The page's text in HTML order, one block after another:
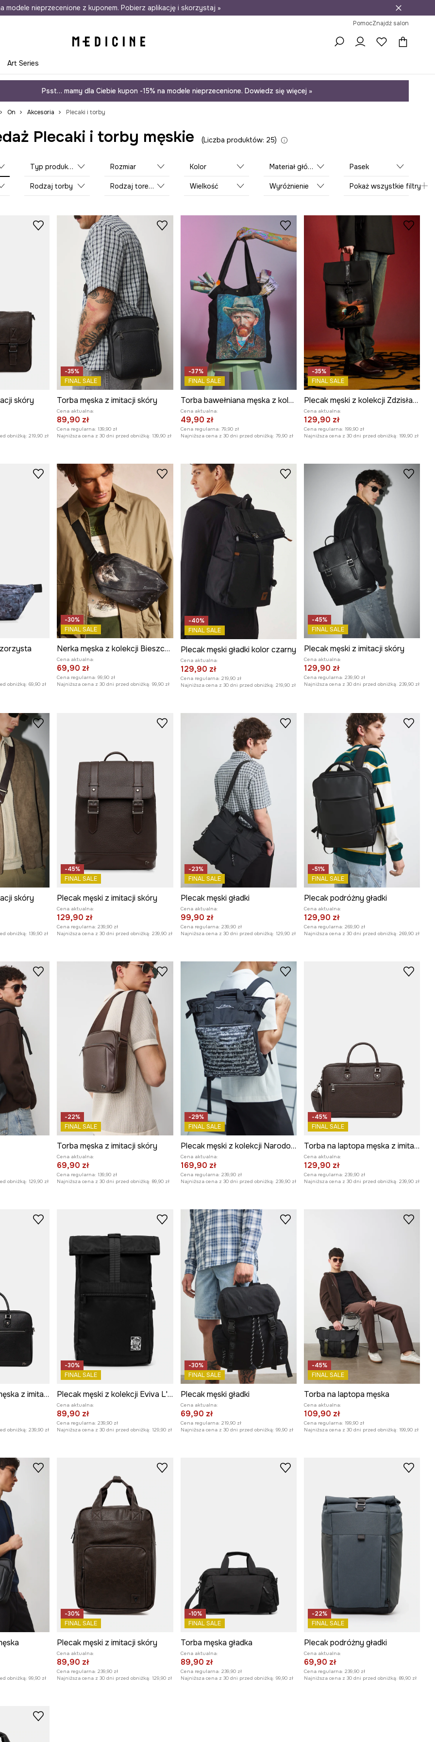
w 24h Darmowa dostawa do salonów 30 dni na zwrot
modele nieprzecenione z kuponem. Pobierz aplikację i skorzystaj »
PomocZnajdź salon
Art Series
Psst… mamy dla Ciebie kupon -15% na modele nieprzecenione. Dowiedz się więcej »
On Akcesoria Plecaki i torby
Plecaki i torby męskie Liczba produktów: 25
Typ produktu Rozmiar Kolor Materiał główny Pasek
Rodzaj torby Rodzaj torebki Wielkość Wyróżnienie Pokaż wszystkie filtry
skóry
obniżką: 219,90 zł
-35%
FINAL SALE
Torba męska z imitacji skóry
Cena aktualna:
89,90 zł
Cena regularna: 139,90 zł
Najniższa cena z 30 dni przed obniżką: 139,90 zł
-37%
FINAL SALE
Torba bawełniana męska z kolekcji Eviva L'arte
Cena aktualna:
49,90 zł
Cena regularna: 79,90 zł
Najniższa cena z 30 dni przed obniżką: 79,90 zł
-35%
FINAL SALE
Plecak męski z kolekcji Zdzisław Beksiński x Medicine
Cena aktualna:
129,90 zł
Cena regularna: 199,90 zł
Najniższa cena z 30 dni przed obniżką: 199,90 zł
obniżką: 69,90 zł
-30%
FINAL SALE
Nerka męska z kolekcji Bieszczadzki Park Narodowy x Medicine
Cena aktualna:
69,90 zł
Cena regularna: 99,90 zł
Najniższa cena z 30 dni przed obniżką: 99,90 zł
-40%
FINAL SALE
Plecak męski gładki kolor czarny
Cena aktualna:
129,90 zł
Cena regularna: 219,90 zł
Najniższa cena z 30 dni przed obniżką: 219,90 zł
-45%
FINAL SALE
Plecak męski z imitacji skóry
Cena aktualna:
129,90 zł
Cena regularna: 239,90 zł
Najniższa cena z 30 dni przed obniżką: 239,90 zł
skóry
obniżką: 139,90 zł
-45%
FINAL SALE
Plecak męski z imitacji skóry
Cena aktualna:
129,90 zł
Cena regularna: 239,90 zł
Najniższa cena z 30 dni przed obniżką: 239,90 zł
-23%
FINAL SALE
Plecak męski gładki
Cena aktualna:
99,90 zł
Cena regularna: 239,90 zł
Najniższa cena z 30 dni przed obniżką: 129,90 zł
-51%
FINAL SALE
Plecak podróżny gładki
Cena aktualna:
129,90 zł
Cena regularna: 269,90 zł
Najniższa cena z 30 dni przed obniżką: 269,90 zł
obniżką: 129,90 zł
-22%
FINAL SALE
Torba męska z imitacji skóry
Cena aktualna:
69,90 zł
Cena regularna: 139,90 zł
Najniższa cena z 30 dni przed obniżką: 89,90 zł
-29%
FINAL SALE
Plecak męski z kolekcji Narodowy Instytut Fryderyka Chopina x Medicine
Cena aktualna:
169,90 zł
Cena regularna: 239,90 zł
Najniższa cena z 30 dni przed obniżką: 239,90 zł
-45%
FINAL SALE
Torba na laptopa męska z imitacji skóry
Cena aktualna:
129,90 zł
Cena regularna: 239,90 zł
Najniższa cena z 30 dni przed obniżką: 239,90 zł
Torba na laptopa męska z imitacji skóry
obniżką: 239,90 zł
-30%
FINAL SALE
Plecak męski z kolekcji Eviva L'arte kolor czarny
Cena aktualna:
89,90 zł
Cena regularna: 239,90 zł
Najniższa cena z 30 dni przed obniżką: 129,90 zł
-30%
FINAL SALE
Plecak męski gładki
Cena aktualna:
69,90 zł
Cena regularna: 219,90 zł
Najniższa cena z 30 dni przed obniżką: 99,90 zł
-45%
FINAL SALE
Torba na laptopa męska
Cena aktualna:
109,90 zł
Cena regularna: 199,90 zł
Najniższa cena z 30 dni przed obniżką: 199,90 zł
obniżką: 99,90 zł
-30%
FINAL SALE
Plecak męski z imitacji skóry
Cena aktualna:
89,90 zł
Cena regularna: 239,90 zł
Najniższa cena z 30 dni przed obniżką: 129,90 zł
-10%
FINAL SALE
Torba męska gładka
Cena aktualna:
89,90 zł
Cena regularna: 239,90 zł
Najniższa cena z 30 dni przed obniżką: 99,90 zł
-22%
FINAL SALE
Plecak podróżny gładki
Cena aktualna:
69,90 zł
Cena regularna: 239,90 zł
Najniższa cena z 30 dni przed obniżką: 89,90 zł